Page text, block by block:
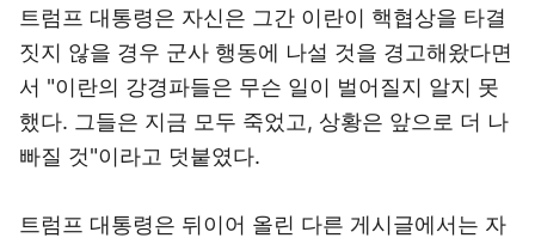
트럼프 대통령은 자신은 그간 이란이 핵협상을 타결
짓지 않을 경우 군사 행동에 나설 것을 경고해왔다면
서 "이란의 강경파들은 무슨 일이 벌어질지 알지 못
했다. 그들은 지금 모두 죽었고, 상황은 앞으로 더 나
빠질 것"이라고 덧붙였다.
트럼프 대통령은 뒤이어 올린 다른 게시글에서는 자